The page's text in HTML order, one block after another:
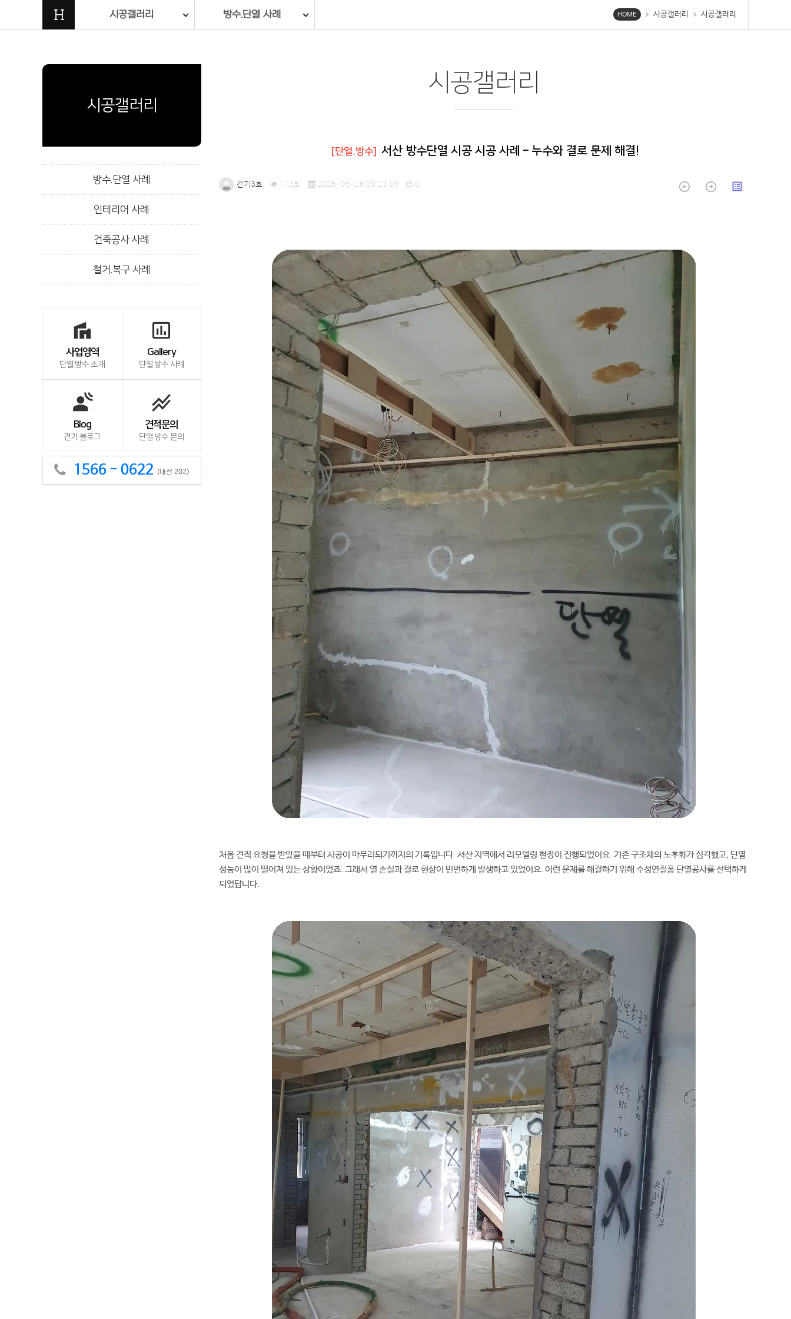
H 시공갤러리 방수.단열 사례 HOME chevron_right 시공갤러리 chevron_right 시공갤러리
시공갤러리
방수.단열 사례
인테리어 사례
건축공사 사례
철거.복구 사례
villa
사업영역
단열.방수 소개
insert_chart_outlined
Gallery
단열.방수 사례
spatial_audio
Blog
건기 블로그
stacked_line_chart
견적문의
단열.방수 문의
1566 - 0622 (내선 202)
시공갤러리
[단열.방수] 서산 방수단열 시공 시공 사례 – 누수와 결로 문제 해결!
건기3호 173회 2026-05-26 09:23:09 0 arrow_circle_up arrow_circle_up list_alt
처음 견적 요청을 받았을 때부터 시공이 마무리되기까지의 기록입니다. 서산 지역에서 리모델링 현장이 진행되었어요. 기존 구조체의 노후화가 심각했고, 단열
성능이 많이 떨어져 있는 상황이었죠. 그래서 열 손실과 결로 현상이 빈번하게 발생하고 있었어요. 이런 문제를 해결하기 위해 수성연질폼 단열공사를 선택하게
되었답니다.